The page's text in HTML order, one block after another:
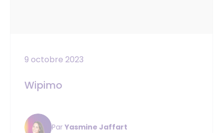
9 octobre 2023
Wipimo
Par Yasmine Jaffart